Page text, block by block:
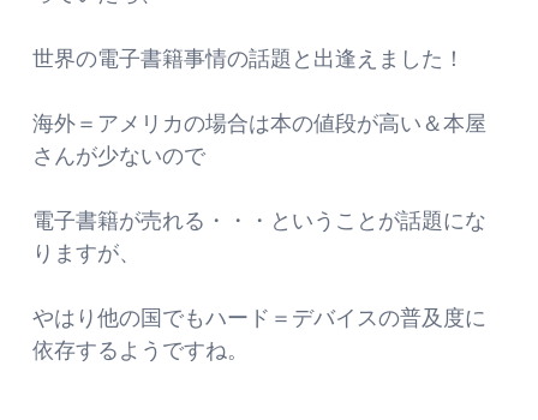
世界の電子書籍事情の話題と出逢えました！
海外＝アメリカの場合は本の値段が高い＆本屋
さんが少ないので
電子書籍が売れる・・・ということが話題にな
りますが、
やはり他の国でもハード＝デバイスの普及度に
依存するようですね。